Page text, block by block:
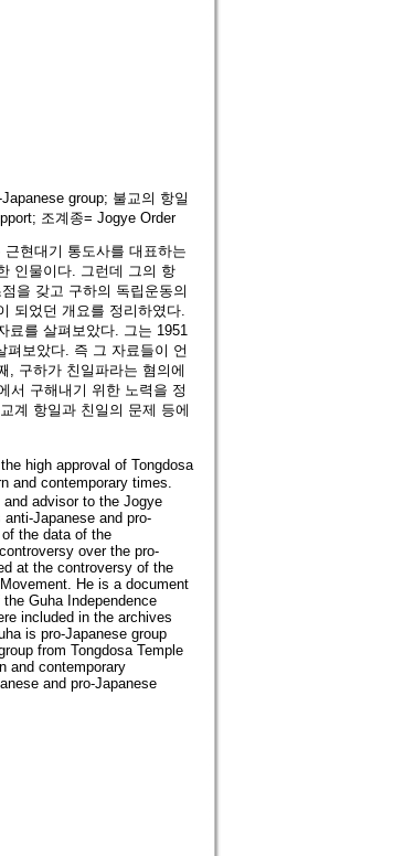
group; 불교의 항일
조계종= Jogye Order
현대기 통도사를 대표하는
인물이다. 그런데 그의 항
을 갖고 구하의 독립운동의
되었던 개요를 정리하였다.
료를 살펴보았다. 그는 1951
펴보았다. 즉 그 자료들이 언
, 구하가 친일파라는 혐의에
서 구해내기 위한 노력을 정
계 항일과 친일의 문제 등에
high approval of Tongdosa
and contemporary times.
advisor to the Jogye
Japanese and pro-
the data of the
over the pro-
at the controversy of the
He is a document
Guha Independence
included in the archives
is pro-Japanese group
from Tongdosa Temple
and contemporary
and pro-Japanese